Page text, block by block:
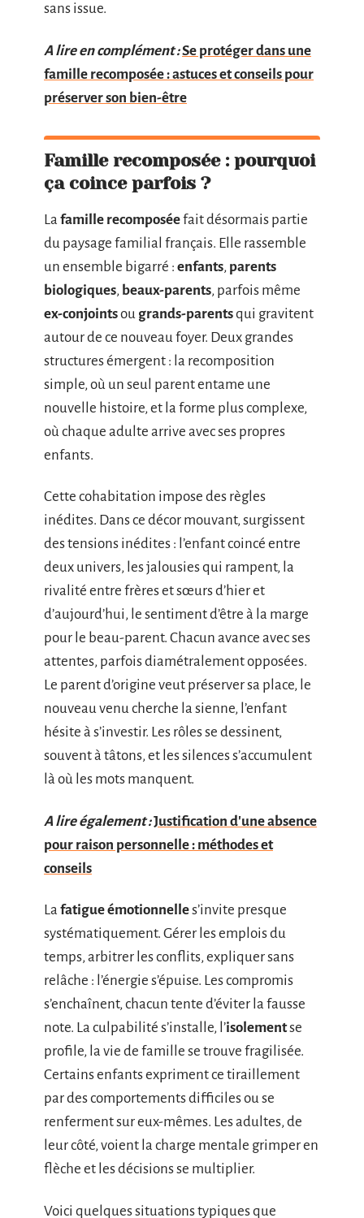
sans issue.
A lire en complément :Se protéger dans une
famille recomposée : astuces et conseils pour
préserver son bien-être
Famille recomposée : pourquoi
ça coince parfois ?
La famille recomposéefait désormais partie
du paysage familial français. Elle rassemble
un ensemble bigarré : enfants, parents
biologiques, beaux-parents, parfois même
ex-conjointsou grands-parentsqui gravitent
autour de ce nouveau foyer. Deux grandes
structures émergent : la recomposition
simple, où un seul parent entame une
nouvelle histoire, et la forme plus complexe,
où chaque adulte arrive avec ses propres
enfants.
Cette cohabitation impose des règles
inédites. Dans ce décor mouvant, surgissent
des tensions inédites : l’enfant coincé entre
deux univers, les jalousies qui rampent, la
rivalité entre frères et sœurs d’hier et
d’aujourd’hui, le sentiment d’être à la marge
pour le beau-parent. Chacun avance avec ses
attentes, parfois diamétralement opposées.
Le parent d’origine veut préserver sa place, le
nouveau venu cherche la sienne, l’enfant
hésite à s’investir. Les rôles se dessinent,
souvent à tâtons, et les silences s’accumulent
là où les mots manquent.
A lire également :Justification d'une absence
pour raison personnelle : méthodes et
conseils
La fatigue émotionnelles’invite presque
systématiquement. Gérer les emplois du
temps, arbitrer les conflits, expliquer sans
relâche : l’énergie s’épuise. Les compromis
s’enchaînent, chacun tente d’éviter la fausse
note. La culpabilité s’installe, l’isolementse
profile, la vie de famille se trouve fragilisée.
Certains enfants expriment ce tiraillement
par des comportements difficiles ou se
renferment sur eux-mêmes. Les adultes, de
leur côté, voient la charge mentale grimper en
flèche et les décisions se multiplier.
Voici quelques situations typiques que